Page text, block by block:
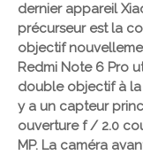
dernier appareil
précurseur est la
objectif
Redmi Note 6 Pro
double objectif à la
y a un capteur
ouverture f / 2.0
MP. La caméra